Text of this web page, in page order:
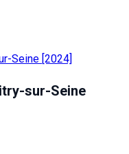
sur-Seine